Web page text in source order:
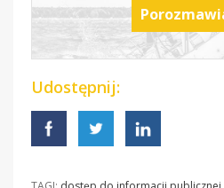
Udostępnij: